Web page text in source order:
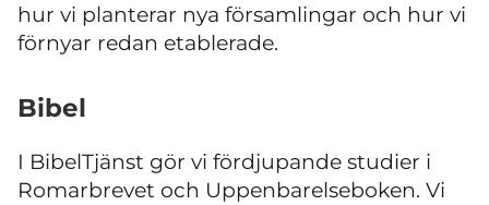
hur vi planterar nya församlingar och hur vi
förnyar redan etablerade.
Bibel
I BibelTjänst gör vi fördjupande studier i
Romarbrevet och Uppenbarelseboken. Vi